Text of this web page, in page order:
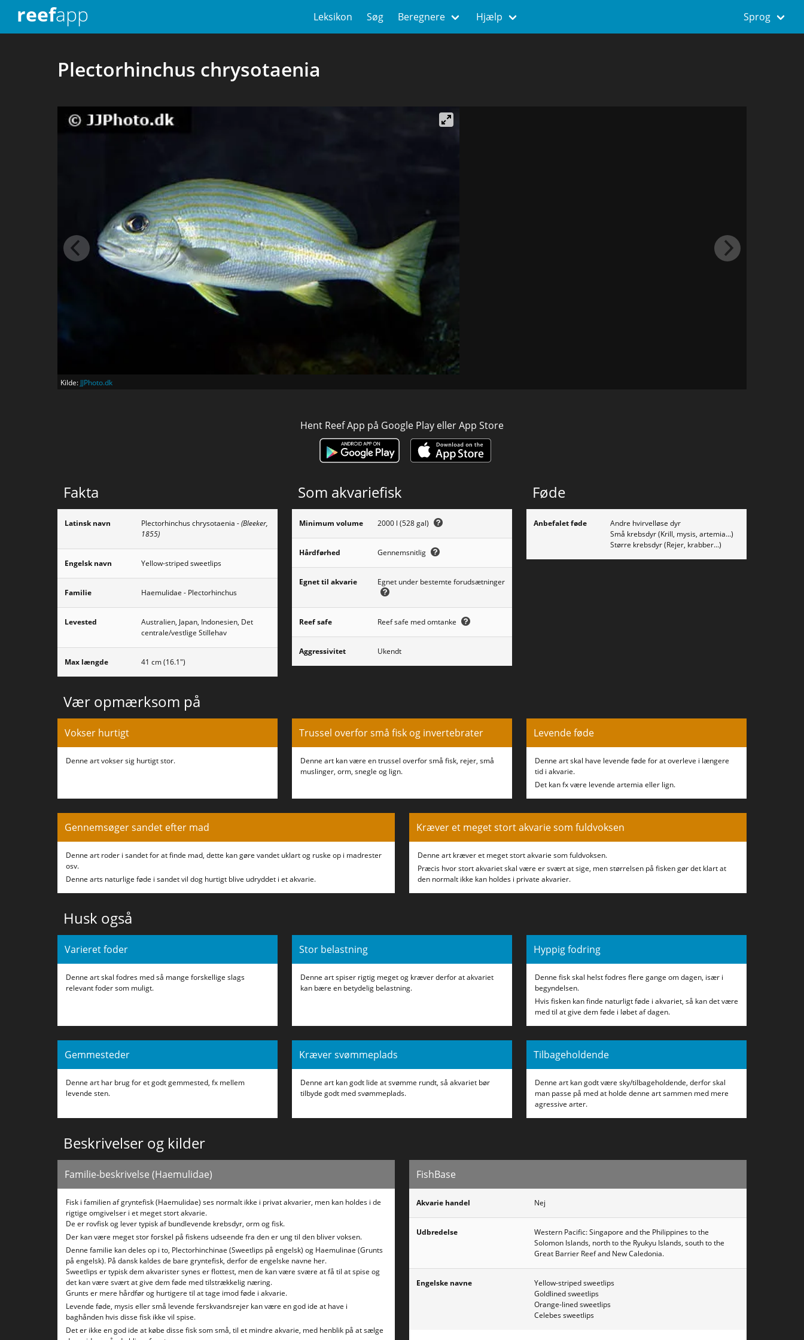
reefapp Leksikon Søg Beregnere Hjælp Sprog
Plectorhinchus chrysotaenia
Kilde: JJPhoto.dk
Hent Reef App på Google Play eller App Store
Fakta
Latinsk navn Plectorhinchus chrysotaenia - (Bleeker,
1855)
Engelsk navn Yellow-striped sweetlips
Familie Haemulidae - Plectorhinchus
Levested
Australien, Japan, Indonesien, Det
centrale/vestlige Stillehav
Max længde 41 cm (16.1")
Som akvariefisk
Minimum volume 2000 l (528 gal)
Hårdførhed Gennemsnitlig
Egnet til akvarie Egnet under bestemte forudsætninger
Reef safe Reef safe med omtanke
Aggressivitet Ukendt
Føde
Anbefalet føde
Andre hvirvelløse dyr
Små krebsdyr (Krill, mysis, artemia...)
Større krebsdyr (Rejer, krabber...)
Vær opmærksom på
Vokser hurtigt
Denne art vokser sig hurtigt stor.
Trussel overfor små fisk og invertebrater
Denne art kan være en trussel overfor små fisk, rejer, små
muslinger, orm, snegle og lign.
Levende føde
Denne art skal have levende føde for at overleve i længere
tid i akvarie.
Det kan fx være levende artemia eller lign.
Gennemsøger sandet efter mad
Denne art roder i sandet for at finde mad, dette kan gøre vandet uklart og ruske op i madrester
osv.
Denne arts naturlige føde i sandet vil dog hurtigt blive udryddet i et akvarie.
Kræver et meget stort akvarie som fuldvoksen
Denne art kræver et meget stort akvarie som fuldvoksen.
Præcis hvor stort akvariet skal være er svært at sige, men størrelsen på fisken gør det klart at
den normalt ikke kan holdes i private akvarier.
Husk også
Varieret foder
Denne art skal fodres med så mange forskellige slags
relevant foder som muligt.
Stor belastning
Denne art spiser rigtig meget og kræver derfor at akvariet
kan bære en betydelig belastning.
Hyppig fodring
Denne fisk skal helst fodres flere gange om dagen, især i
begyndelsen.
Hvis fisken kan finde naturligt føde i akvariet, så kan det være
med til at give dem føde i løbet af dagen.
Gemmesteder
Denne art har brug for et godt gemmested, fx mellem
levende sten.
Kræver svømmeplads
Denne art kan godt lide at svømme rundt, så akvariet bør
tilbyde godt med svømmeplads.
Tilbageholdende
Denne art kan godt være sky/tilbageholdende, derfor skal
man passe på med at holde denne art sammen med mere
agressive arter.
Beskrivelser og kilder
Familie-beskrivelse (Haemulidae)
Fisk i familien af gryntefisk (Haemulidae) ses normalt ikke i privat akvarier, men kan holdes i de
rigtige omgivelser i et meget stort akvarie.
De er rovfisk og lever typisk af bundlevende krebsdyr, orm og fisk.
Der kan være meget stor forskel på fiskens udseende fra den er ung til den bliver voksen.
Denne familie kan deles op i to, Plectorhinchinae (Sweetlips på engelsk) og Haemulinae (Grunts
på engelsk). På dansk kaldes de bare gryntefisk, derfor de engelske navne her.
Sweetlips er typisk dem akvarister synes er flottest, men de kan være svære at få til at spise og
det kan være svært at give dem føde med tilstrækkelig næring.
Grunts er mere hårdfør og hurtigere til at tage imod føde i akvarie.
Levende føde, mysis eller små levende ferskvandsrejer kan være en god ide at have i
baghånden hvis disse fisk ikke vil spise.
Det er ikke en god ide at købe disse fisk som små, til et mindre akvarie, med henblik på at sælge
FishBase
Akvarie handel Nej
Udbredelse
Western Pacific: Singapore and the Philippines to the
Solomon Islands, north to the Ryukyu Islands, south to the
Great Barrier Reef and New Caledonia.
Engelske navne
Yellow-striped sweetlips
Goldlined sweetlips
Orange-lined sweetlips
Celebes sweetlips